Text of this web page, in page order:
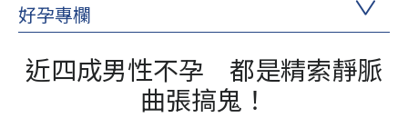
好孕專欄
近四成男性不孕 都是精索靜脈
曲張搞鬼！